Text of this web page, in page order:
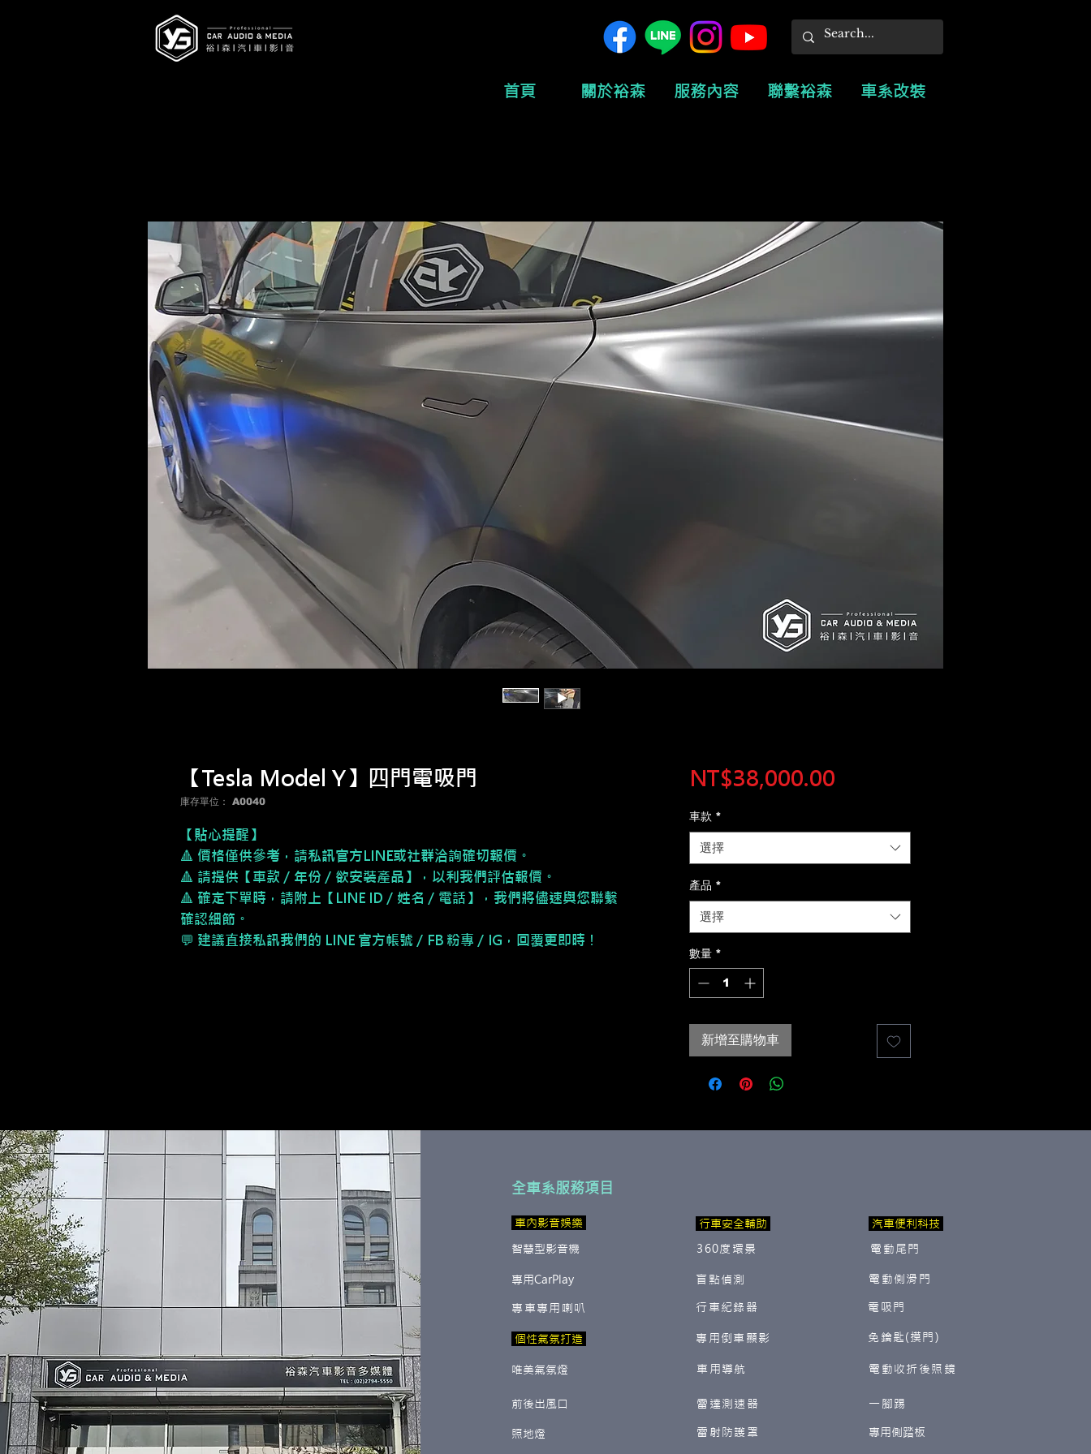
首頁 關於裕森 服務內容 聯繫裕森 車系改裝
【Tesla Model Y】四門電吸門
庫存單位： A0040
【貼心提醒】
🔺 價格僅供參考，請私訊官方LINE或社群洽詢確切報價。
🔺 請提供【車款／年份／欲安裝產品】，以利我們評估報價。
🔺 確定下單時，請附上【LINE ID／姓名／電話】，我們將儘速與您聯繫
確認細節。
💬 建議直接私訊我們的 LINE 官方帳號／FB 粉專／IG，回覆更即時！
NT$38,000.00價
車款 *
選擇
產品 *
選擇
數量 *
新增至購物車
全車系服務項目
​ 車內影音娛樂
智慧型影音機
行車安全輔助
360度環景
專用CarPlay
專車專用喇叭
盲點偵測
行車紀錄器
專用倒車顯影
​ 個性氣氛打造
唯美氣氛燈 車用導航
汽車便利科技
電動尾門
電動側滑門
電吸門
免鑰匙(摸門)
電動收折後照鏡
前後出風口 雷達測速器
照地燈 雷射防護罩
一腳踢
​專用側踏板